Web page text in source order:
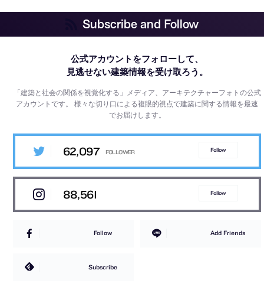
Subscribe and Follow
公式アカウントをフォローして、
見逃せない建築情報を受け取ろう。
「建築と社会の関係を視覚化する」メディア、アーキテクチャーフォトの公式
アカウントです。様々な切り口による複眼的視点で建築に関する情報を最速
でお届けします。
62,097 Follow
88,561 Follow
Follow Add Friends
Subscribe